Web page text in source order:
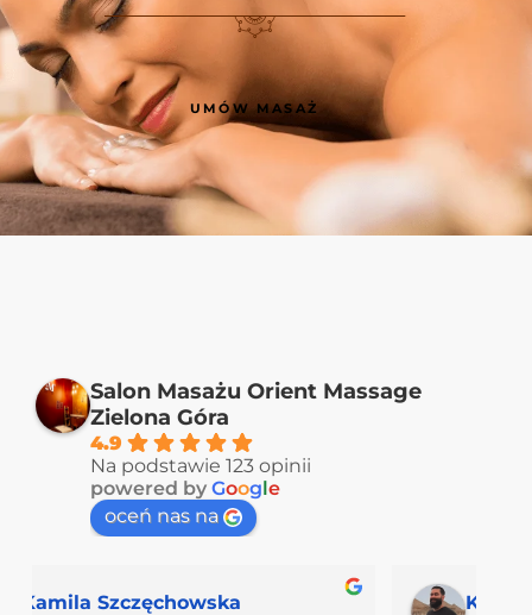
UMÓW MASAŻ
Salon Masażu Orient Massage
Zielona Góra
4.9
Na podstawie 123 opinii
powered by Google
oceń nas na
Patrycja Sałasinska